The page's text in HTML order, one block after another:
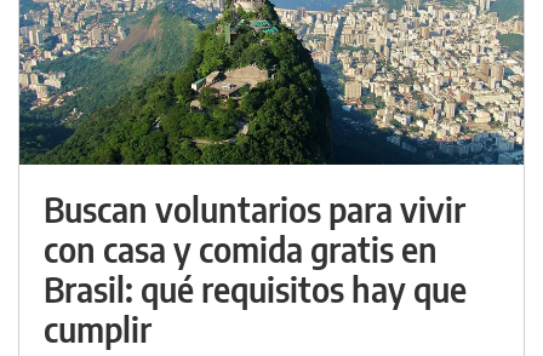
Buscan voluntarios para vivir
con casa y comida gratis en
Brasil: qué requisitos hay que
cumplir